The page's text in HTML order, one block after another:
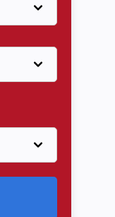
Industrie Navale